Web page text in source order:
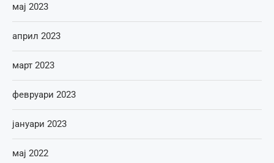
мај 2023
април 2023
март 2023
февруари 2023
јануари 2023
мај 2022